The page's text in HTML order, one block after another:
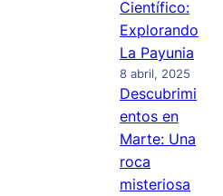
Científico:
Explorando
La Payunia
8 abril, 2025
Descubrimi
entos en
Marte: Una
roca
misteriosa